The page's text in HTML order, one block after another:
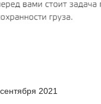
2021